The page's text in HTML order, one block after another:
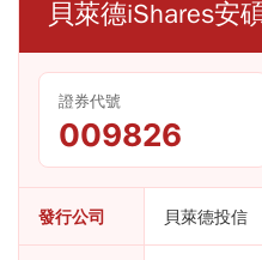
貝萊德iShares安
證券代號
009826
發行公司 貝萊德投信